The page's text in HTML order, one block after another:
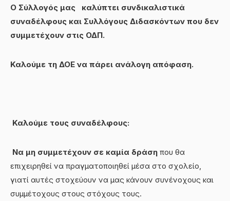
O Σύλλογός μας καλύπτει συνδικαλιστικά
συναδέλφους και Συλλόγους Διδασκόντων που δεν
συμμετέχουν στις ΟΔΠ.
Καλούμε τη ΔΟΕ να πάρει ανάλογη απόφαση.
Καλούμε τους συναδέλφους:
Να μη συμμετέχουν σε καμία δράση που θα
επιχειρηθεί να πραγματοποιηθεί μέσα στο σχολείο,
γιατί αυτές στοχεύουν να μας κάνουν συνένοχους και
συμμέτοχους στους στόχους τους.